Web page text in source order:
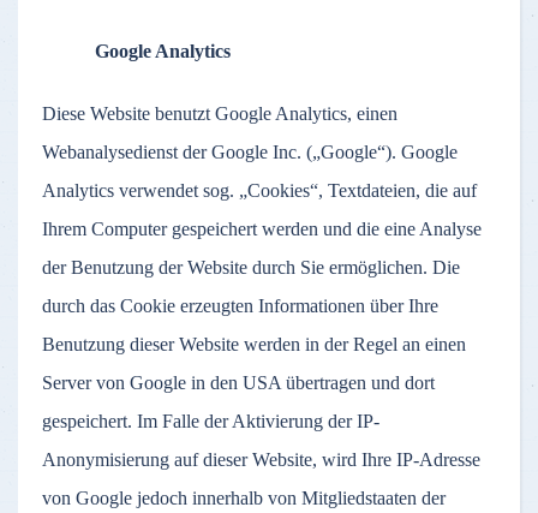
Google Analytics
Diese Website benutzt Google Analytics, einen
Webanalysedienst der Google Inc. („Google“). Google
Analytics verwendet sog. „Cookies“, Textdateien, die auf
Ihrem Computer gespeichert werden und die eine Analyse
der Benutzung der Website durch Sie ermöglichen. Die
durch das Cookie erzeugten Informationen über Ihre
Benutzung dieser Website werden in der Regel an einen
Server von Google in den USA übertragen und dort
gespeichert. Im Falle der Aktivierung der IP-
Anonymisierung auf dieser Website, wird Ihre IP-Adresse
von Google jedoch innerhalb von Mitgliedstaaten der